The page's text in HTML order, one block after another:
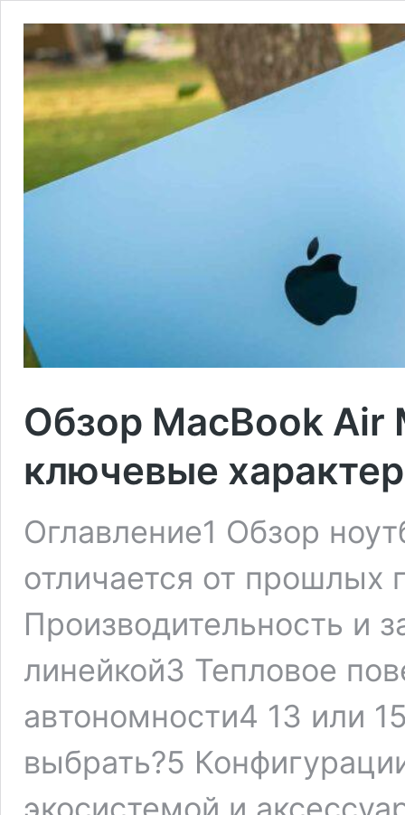
Обзор MacBook Air
ключевые
Оглавление1 Обзор
отличается от прошлых
Производительность и
линейкой3 Тепловое
автономности4 13 или
выбрать?5